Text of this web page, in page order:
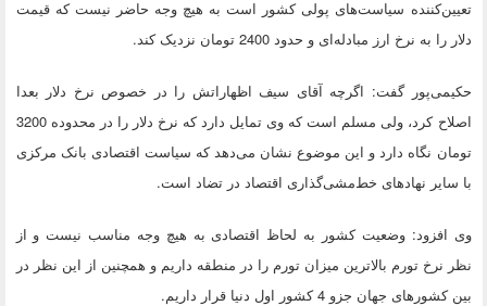
تعیین‌کننده سیاست‌های پولی کشور است به هیچ وجه حاضر نیست که قیمت
دلار را به نرخ ارز مبادله‌ای و حدود 2400 تومان نزدیک کند.
حکیمی‌پور گفت: اگرچه آقای سیف اظهاراتش را در خصوص نرخ دلار بعدا
اصلاح کرد، ولی مسلم است که وی تمایل دارد که نرخ دلار را در محدوده 3200
تومان نگاه دارد و این موضوع نشان می‌دهد که سیاست اقتصادی بانک مرکزی
با سایر نهادهای خط‌مشی‌گذاری اقتصاد در تضاد است.
وی افزود: وضعیت کشور به لحاظ اقتصادی به هیچ وجه مناسب نیست و از
نظر نرخ تورم بالاترین میزان تورم را در منطقه داریم و همچنین از این نظر در
بین کشورهای جهان جزو 4 کشور اول دنیا قرار داریم.